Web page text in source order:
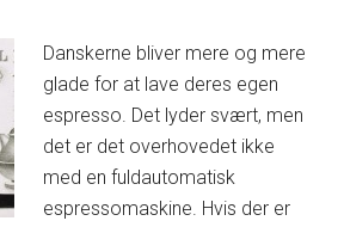
Danskerne bliver mere og mere
glade for at lave deres egen
espresso. Det lyder svært, men
det er det overhovedet ikke
med en fuldautomatisk
espressomaskine. Hvis der er